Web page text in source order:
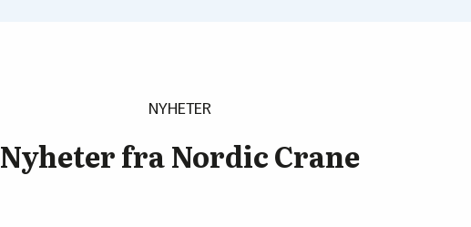
NYHETER
Nyheter fra Nordic Crane